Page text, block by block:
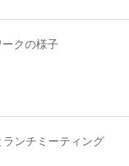
クの様子
ンチミーティング